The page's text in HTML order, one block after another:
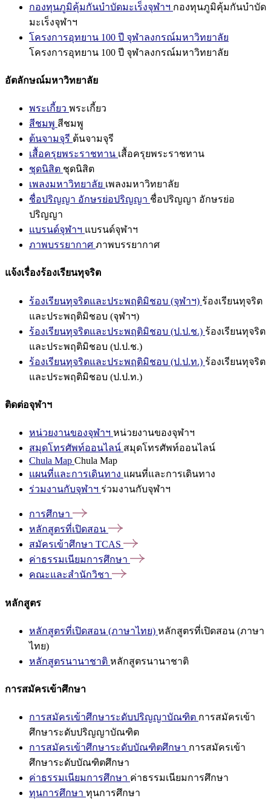
กองทุนภูมิคุ้มกันบำบัดมะเร็งจุฬาฯ กองทุนภูมิคุ้มกันบำบัด
มะเร็งจุฬาฯ
โครงการอุทยาน 100 ปี จุฬาลงกรณ์มหาวิทยาลัย
โครงการอุทยาน 100 ปี จุฬาลงกรณ์มหาวิทยาลัย
อัตลักษณ์มหาวิทยาลัย
พระเกี้ยว พระเกี้ยว
สีชมพู สีชมพู
ต้นจามจุรี ต้นจามจุรี
เสื้อครุยพระราชทาน เสื้อครุยพระราชทาน
ชุดนิสิต ชุดนิสิต
เพลงมหาวิทยาลัย เพลงมหาวิทยาลัย
ชื่อปริญญา อักษรย่อปริญญา ชื่อปริญญา อักษรย่อ
ปริญญา
แบรนด์จุฬาฯ แบรนด์จุฬาฯ
ภาพบรรยากาศ ภาพบรรยากาศ
แจ้งเรื่องร้องเรียนทุจริต
ร้องเรียนทุจริตและประพฤติมิชอบ (จุฬาฯ) ร้องเรียนทุจริต
และประพฤติมิชอบ (จุฬาฯ)
ร้องเรียนทุจริตและประพฤติมิชอบ (ป.ป.ช.) ร้องเรียนทุจริต
และประพฤติมิชอบ (ป.ป.ช.)
ร้องเรียนทุจริตและประพฤติมิชอบ (ป.ป.ท.) ร้องเรียนทุจริต
และประพฤติมิชอบ (ป.ป.ท.)
ติดต่อจุฬาฯ
หน่วยงานของจุฬาฯ หน่วยงานของจุฬาฯ
สมุดโทรศัพท์ออนไลน์ สมุดโทรศัพท์ออนไลน์
Chula Map Chula Map
แผนที่และการเดินทาง แผนที่และการเดินทาง
ร่วมงานกับจุฬาฯ ร่วมงานกับจุฬาฯ
การศึกษา
หลักสูตรที่เปิดสอน
สมัครเข้าศึกษา TCAS
ค่าธรรมเนียมการศึกษา
คณะและสำนักวิชา
หลักสูตร
หลักสูตรที่เปิดสอน (ภาษาไทย) หลักสูตรที่เปิดสอน (ภาษา
ไทย)
หลักสูตรนานาชาติ หลักสูตรนานาชาติ
การสมัครเข้าศึกษา
การสมัครเข้าศึกษาระดับปริญญาบัณฑิต การสมัครเข้า
ศึกษาระดับปริญญาบัณฑิต
การสมัครเข้าศึกษาระดับบัณฑิตศึกษา การสมัครเข้า
ศึกษาระดับบัณฑิตศึกษา
ค่าธรรมเนียมการศึกษา ค่าธรรมเนียมการศึกษา
ทุนการศึกษา ทุนการศึกษา